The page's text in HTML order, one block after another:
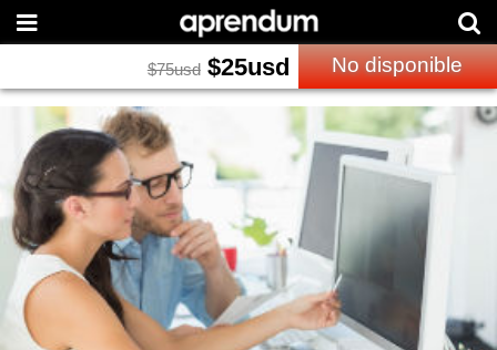
$75usd $25usd No disponible